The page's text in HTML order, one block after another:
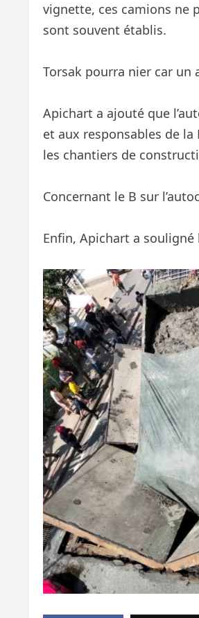
vignette, ces camions ne
sont souvent établis.
Torsak pourra nier car
Apichart a ajouté que
et aux responsables de
les chantiers de
Concernant le B sur
Enfin, Apichart a